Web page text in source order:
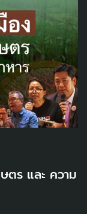
ตร และ ความ